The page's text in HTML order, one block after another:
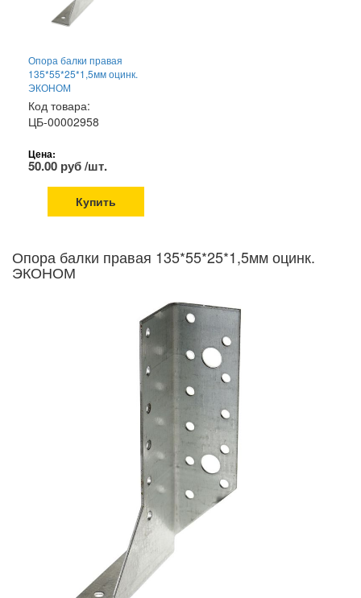
Опора балки правая
135*55*25*1,5мм оцинк.
ЭКОНОМ
Код товара:
ЦБ-00002958
Цена:
50.00 руб /шт.
Купить
Опора балки правая 135*55*25*1,5мм оцинк.
ЭКОНОМ